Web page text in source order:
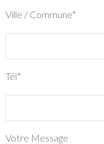
Ville / Commune*
Tél*
Votre Message